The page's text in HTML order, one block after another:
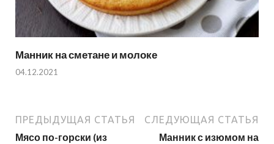
Манник на сметане и молоке
04.12.2021
ПРЕДЫДУЩАЯ СТАТЬЯ
Мясо по-горски (из
СЛЕДУЮЩАЯ СТАТЬЯ
Манник с изюмом на